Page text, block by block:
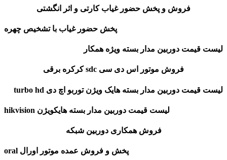
فروش و پخش حضور غیاب کارتی و اثر انگشتی
پخش حضور غیاب با تشخیص چهره
لیست قیمت دوربین مدار بسته ویژه همکار
فروش موتور اس دی سی sdc کرکره برقی
لیست قیمت دوربین مدار بسته هایک ویژن توربو اچ دی turbo hd
لیست قیمت دوربین مدار بسته هایکویژن hikvision
فروش همکاری دوربین شبکه
پخش و فروش عمده موتور اورال oral